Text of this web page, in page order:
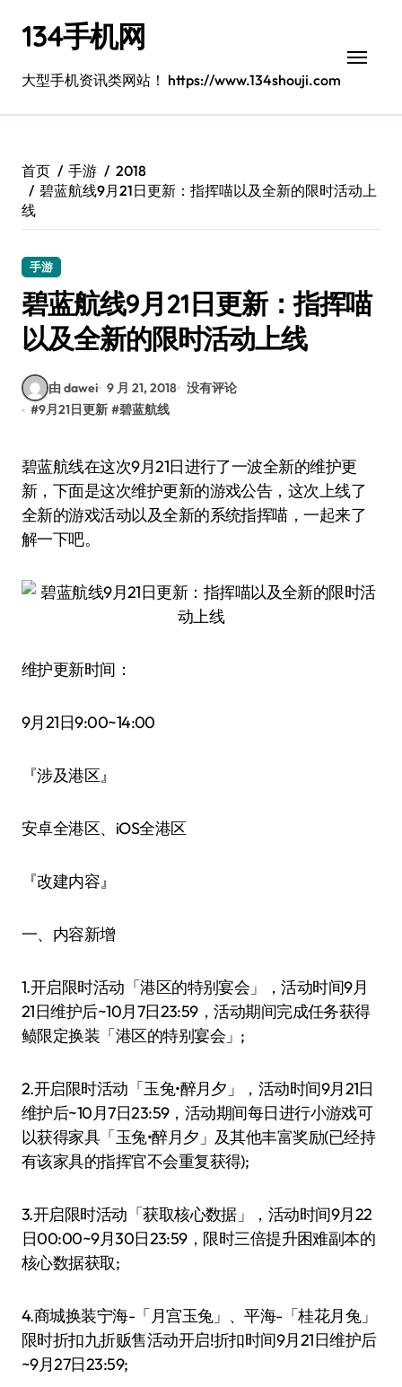
134手机网
大型手机资讯类网站！ https://www.134shouji.com
首页 手游
2018
碧蓝航线9月21日更新：指挥喵以及全新的限时活动上
线
手游
碧蓝航线9月21日更新：指挥喵
以及全新的限时活动上线
由 dawei 9 月 21, 2018 没有评论
#9月21日更新 #碧蓝航线
碧蓝航线在这次9月21日进行了一波全新的维护更
新，下面是这次维护更新的游戏公告，这次上线了
全新的游戏活动以及全新的系统指挥喵，一起来了
解一下吧。
维护更新时间：
9月21日9:00~14:00
『涉及港区』
安卓全港区、iOS全港区
『改建内容』
一、内容新增
1.开启限时活动「港区的特别宴会」，活动时间9月
21日维护后~10月7日23:59，活动期间完成任务获得
鲼限定换装「港区的特别宴会」;
2.开启限时活动「玉兔•醉月夕」，活动时间9月21日
维护后~10月7日23:59，活动期间每日进行小游戏可
以获得家具「玉兔•醉月夕」及其他丰富奖励(已经持
有该家具的指挥官不会重复获得);
3.开启限时活动「获取核心数据」，活动时间9月22
日00:00~9月30日23:59，限时三倍提升困难副本的
核心数据获取;
4.商城换装宁海-「月宫玉兔」、平海-「桂花月兔」
限时折扣九折贩售活动开启!折扣时间9月21日维护后
~9月27日23:59;